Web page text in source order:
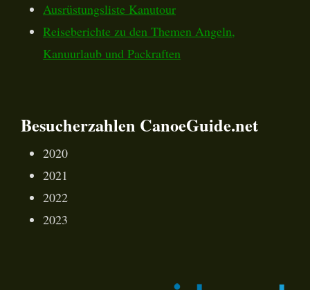
Ausrüstungsliste Kanutour
Reiseberichte zu den Themen Angeln,
Kanuurlaub und Packraften
Besucherzahlen CanoeGuide.net
2020
2021
2022
2023